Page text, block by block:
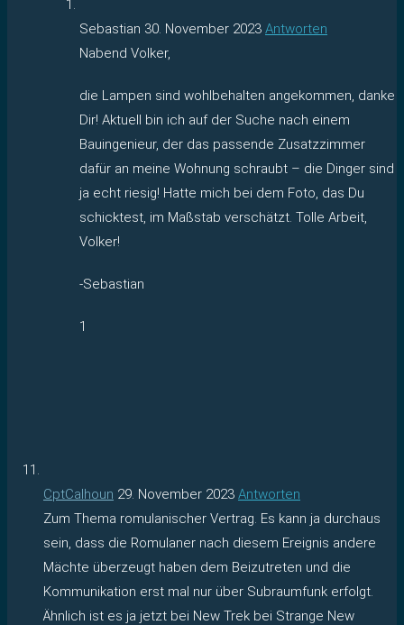
Sebastian 30. November 2023 Antworten
Nabend Volker,
die Lampen sind wohlbehalten angekommen, danke
Dir! Aktuell bin ich auf der Suche nach einem
Bauingenieur, der das passende Zusatzzimmer
dafür an meine Wohnung schraubt – die Dinger sind
ja echt riesig! Hatte mich bei dem Foto, das Du
schicktest, im Maßstab verschätzt. Tolle Arbeit,
Volker!
-Sebastian
1
CptCalhoun 29. November 2023 Antworten
Zum Thema romulanischer Vertrag. Es kann ja durchaus
sein, dass die Romulaner nach diesem Ereignis andere
Mächte überzeugt haben dem Beizutreten und die
Kommunikation erst mal nur über Subraumfunk erfolgt.
Ähnlich ist es ja jetzt bei New Trek bei Strange New